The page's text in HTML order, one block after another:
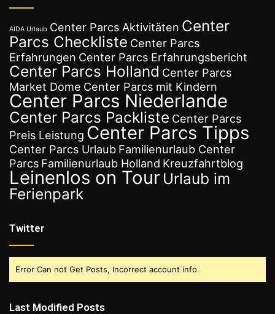
AIDA Urlaub Center Parcs Aktivitäten Center
Parcs Checkliste Center Parcs
Erfahrungen Center Parcs Erfahrungsbericht
Center Parcs Holland Center Parcs
Market Dome Center Parcs mit Kindern
Center Parcs Niederlande
Center Parcs Packliste Center Parcs
Preis Leistung Center Parcs Tipps
Center Parcs Urlaub Familienurlaub Center
Parcs Familienurlaub Holland Kreuzfahrtblog
Leinenlos on Tour Urlaub im
Ferienpark
Twitter
Error Can not Get Posts, Incorrect account info.
Last Modified Posts